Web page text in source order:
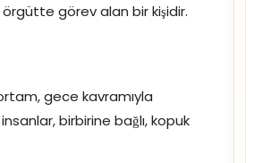
görev alan bir kişidir.
gece kavramıyla
birbirine bağlı, kopuk